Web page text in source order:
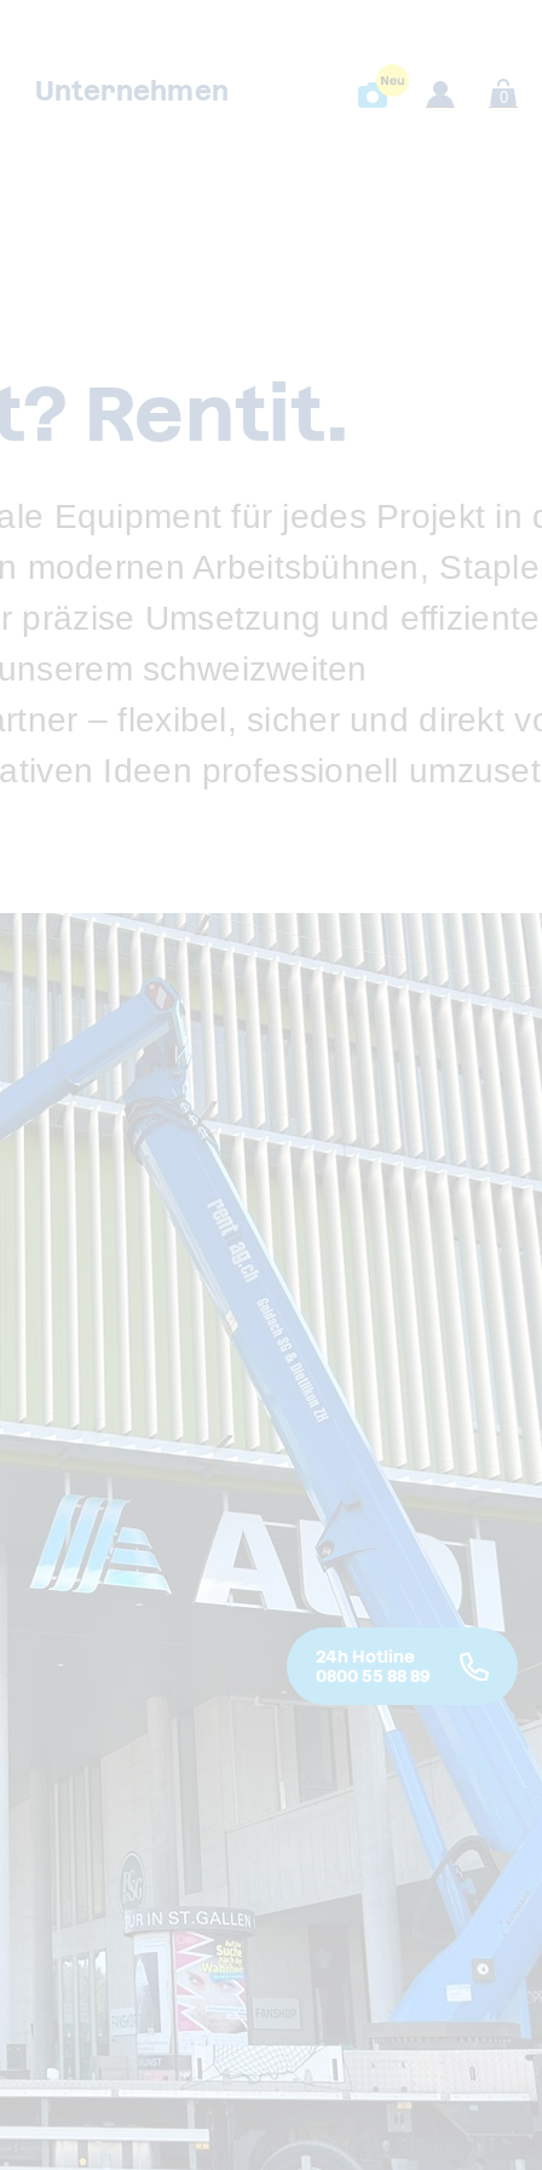
Unternehmen 0
Rentit.
Equipment für jedes Projekt in
modernen Arbeitsbühnen,
präzise Umsetzung und effiziente
schweizweiten
– flexibel, sicher und direkt
Ideen professionell
24h Hotline
0800 55 88 89